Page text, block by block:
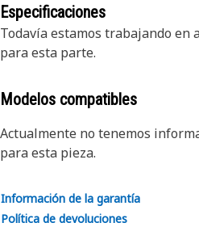
Especificaciones
Todavía estamos trabajando en
para esta parte.
Modelos compatibles
Actualmente no tenemos
para esta pieza.
Información de la garantía
Política de devoluciones